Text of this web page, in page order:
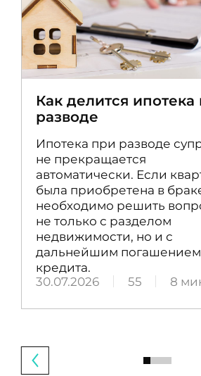
Как делится ипотека
разводе
Ипотека при разводе
не прекращается
автоматически. Если
была приобретена в
необходимо решить
не только с разделом
недвижимости, но и с
дальнейшим погашением
кредита.
30.07.2026
55 8